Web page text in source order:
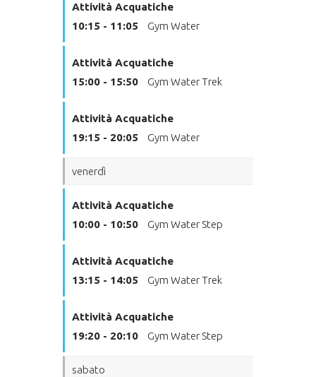
Attività Acquatiche
10:15 - 11:05
Gym Water
Attività Acquatiche
15:00 - 15:50
Gym Water Trek
Attività Acquatiche
19:15 - 20:05
Gym Water
venerdì
Attività Acquatiche
10:00 - 10:50
Gym Water Step
Attività Acquatiche
13:15 - 14:05
Gym Water Trek
Attività Acquatiche
19:20 - 20:10
Gym Water Step
sabato